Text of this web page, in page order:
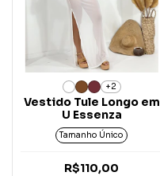
+2
Vestido Tule Longo em
U Essenza
Tamanho Único
R$110,00